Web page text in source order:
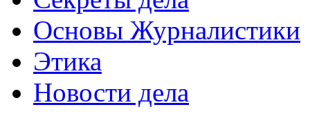
Основы Журналистики
Этика
Новости дела